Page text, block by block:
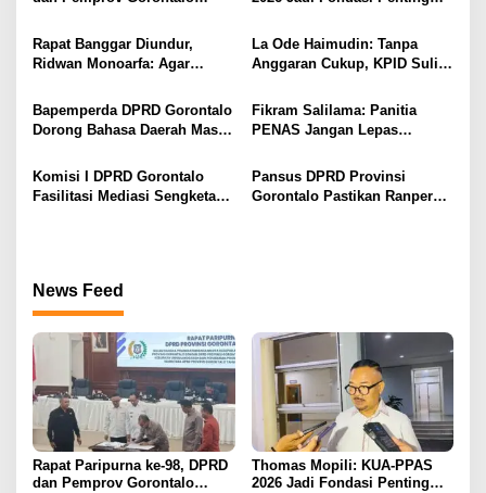
p
o
s
PPAS 2026
Rapat Banggar Diundur,
Ridwan Monoarfa: Agar
APBD Lebih Komprehensif
La Ode Haimudin: Tanpa
Anggaran Cukup, KPID Sulit
Bapemperda DPRD Gorontalo
Dorong Bahasa Daerah Masuk
Fikram Salilama: Panitia
PENAS Jangan Lepas
Pansus
Komisi I DPRD Gorontalo
Fasilitasi Mediasi Sengketa
Pansus DPRD Provinsi
Gorontalo Pastikan Ranperda
News Feed
Rapat Paripurna ke-98, DPRD
dan Pemprov Gorontalo
Thomas Mopili: KUA-PPAS
2026 Jadi Fondasi Penting